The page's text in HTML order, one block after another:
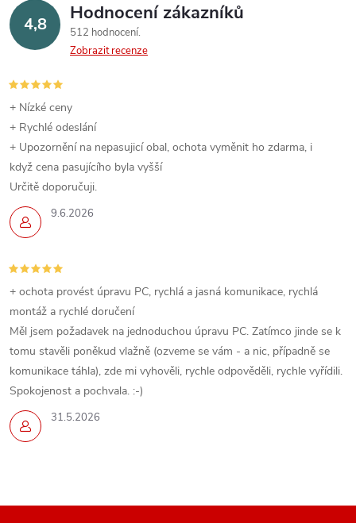
4,8 Hodnocení zákazníků
512 hodnocení
Zobrazit recenze
9.6.2026
+ Nízké ceny
+ Rychlé odeslání
+ Upozornění na nepasujicí obal, ochota vyměnit ho zdarma, i
když cena pasujícího byla vyšší
Určitě doporučuji.
31.5.2026
+ ochota provést úpravu PC, rychlá a jasná komunikace, rychlá
montáž a rychlé doručení
Měl jsem požadavek na jednoduchou úpravu PC. Zatímco jinde se k
tomu stavěli poněkud vlažně (ozveme se vám - a nic, případně se
komunikace táhla), zde mi vyhověli, rychle odpověděli, rychle vyřídili.
Spokojenost a pochvala. :-)